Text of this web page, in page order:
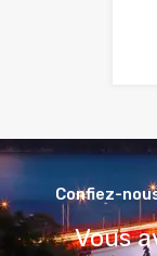
Confiez-
Vous